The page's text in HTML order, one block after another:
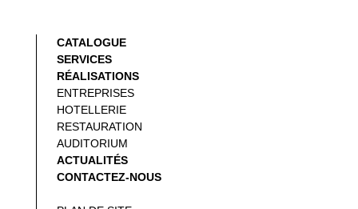
CATALOGUE
SERVICES
RÉALISATIONS
ENTREPRISES
HOTELLERIE
RESTAURATION
AUDITORIUM
ACTUALITÉS
CONTACTEZ-NOUS